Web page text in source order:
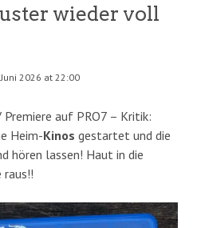
wieder voll
Juni 2026 at 22:00
Premiere auf PRO7 – Kritik:
Heim-Kinos gestartet und die
hören lassen! Haut in die
raus!!